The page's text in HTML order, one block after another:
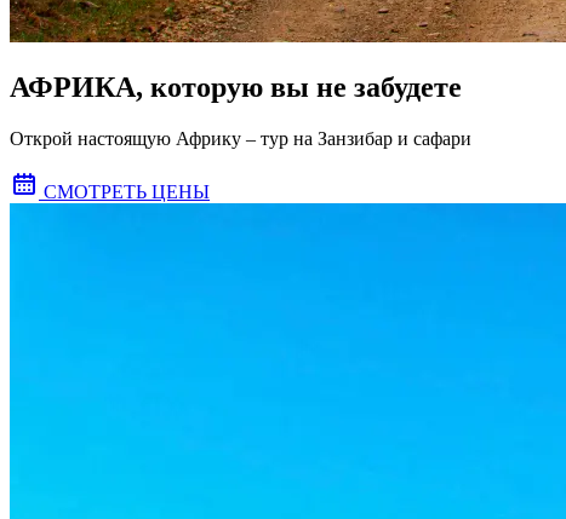
АФРИКА, которую вы не забудете
Открой настоящую Африку – тур на Занзибар и сафари
СМОТРЕТЬ ЦЕНЫ